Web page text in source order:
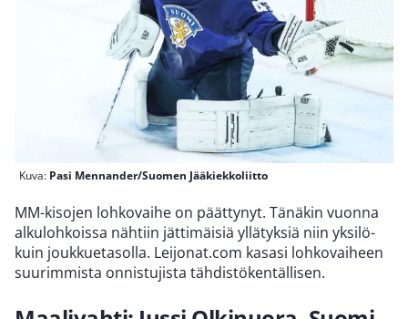
Kuva: Pasi Mennander/Suomen Jääkiekkoliitto
MM-kisojen lohkovaihe on päättynyt. Tänäkin vuonna
alkulohkoissa nähtiin jättimäisiä yllätyksiä niin yksilö-
kuin joukkuetasolla. Leijonat.com kasasi lohkovaiheen
suurimmista onnistujista tähdistökentällisen.